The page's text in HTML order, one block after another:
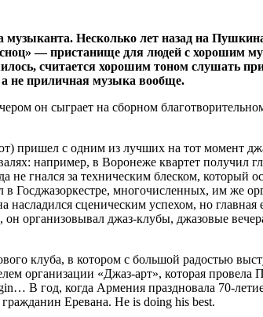
музыканта. Несколько лет назад на
— пристанище для людей с хорошим
считается хорошим тоном слушать
а не приличная музыка вообще.
он сыграет на сборном
пришел с одним из лучших на тот момент
например, в Воронеже квартет получил
гнался за техническим блеском, который
Госджазоркестре, многочисленных, им же
сценическим успехом, но главная
он организовывал джаз-клубы, джазовые
клуба, в котором с большой радостью
организации «Джаз-арт», которая провела
В год, когда Армения праздновала 70-
Еревана. He is doing his best.